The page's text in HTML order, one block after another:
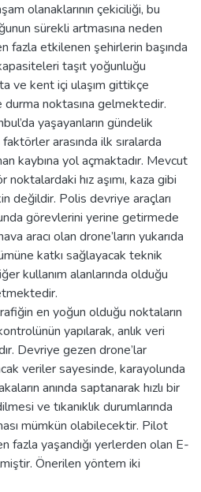
olanaklarının çekiciliği, bu
sürekli artmasına neden
fazla etkilenen şehirlerin başında
taşıt yoğunluğu
ve kent içi ulaşım gittikçe
noktasına gelmektedir.
yaşayanların gündelik
arasında ilk sıralarda
kaybına yol açmaktadır. Mevcut
hız aşımı, kaza gibi
değildir. Polis devriye araçları
görevlerini yerine getirmede
aracı olan drone’ların yukarıda
katkı sağlayacak teknik
kullanım alanlarında olduğu
en yoğun olduğu noktaların
yapılarak, anlık veri
Devriye gezen drone’lar
veriler sayesinde, karayolunda
anında saptanarak hızlı bir
ve tıkanıklık durumlarında
mümkün olabilecektir. Pilot
fazla yaşandığı yerlerden olan E-
Önerilen yöntem iki